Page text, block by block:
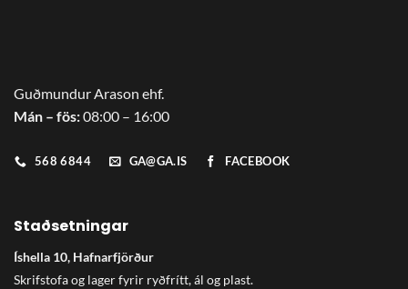
Guðmundur Arason ehf.
Mán – fös:08:00 – 16:00
568 6844 GA@GA.IS FACEBOOK
Staðsetningar
Íshella 10, Hafnarfjörður
Skrifstofa og lager fyrir ryðfrítt, ál og plast.